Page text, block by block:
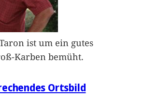
ist um ein gutes
Karben bemüht.
Ortsbild